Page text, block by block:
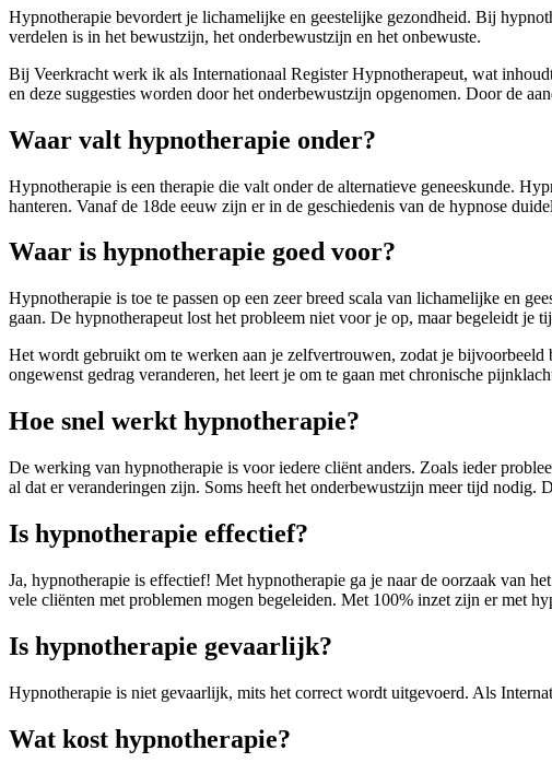
Hypnotherapie bevordert je lichamelijke en geestelijke gezondheid. Bij
verdelen is in het bewustzijn, het onderbewustzijn en het onbewuste.
Bij Veerkracht werk ik als Internationaal Register Hypnotherapeut, wat
en deze suggesties worden door het onderbewustzijn opgenomen. Door de
Waar valt hypnotherapie onder?
Hypnotherapie is een therapie die valt onder de alternatieve geneeskunde.
hanteren. Vanaf de 18de eeuw zijn er in de geschiedenis van de hypnose
Waar is hypnotherapie goed voor?
Hypnotherapie is toe te passen op een zeer breed scala van lichamelijke en
gaan. De hypnotherapeut lost het probleem niet voor je op, maar begeleidt je
Het wordt gebruikt om te werken aan je zelfvertrouwen, zodat je
ongewenst gedrag veranderen, het leert je om te gaan met chronische
Hoe snel werkt hypnotherapie?
De werking van hypnotherapie is voor iedere cliënt anders. Zoals ieder
al dat er veranderingen zijn. Soms heeft het onderbewustzijn meer tijd nodig.
Is hypnotherapie effectief?
Ja, hypnotherapie is effectief! Met hypnotherapie ga je naar de oorzaak van
vele cliënten met problemen mogen begeleiden. Met 100% inzet zijn er met
Is hypnotherapie gevaarlijk?
Hypnotherapie is niet gevaarlijk, mits het correct wordt uitgevoerd. Als
Wat kost hypnotherapie?